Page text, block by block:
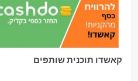
קאשדו תוכנית שותפים